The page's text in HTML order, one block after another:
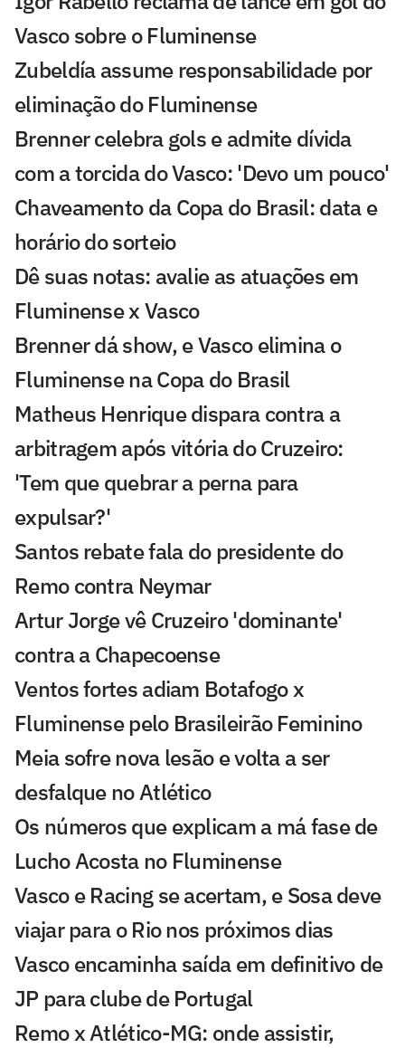
Vasco sobre o Fluminense
Zubeldía assume responsabilidade por
eliminação do Fluminense
Brenner celebra gols e admite dívida
com a torcida do Vasco: 'Devo um pouco'
Chaveamento da Copa do Brasil: data e
horário do sorteio
Dê suas notas: avalie as atuações em
Fluminense x Vasco
Brenner dá show, e Vasco elimina o
Fluminense na Copa do Brasil
Matheus Henrique dispara contra a
arbitragem após vitória do Cruzeiro:
'Tem que quebrar a perna para
expulsar?'
Santos rebate fala do presidente do
Remo contra Neymar
Artur Jorge vê Cruzeiro 'dominante'
contra a Chapecoense
Ventos fortes adiam Botafogo x
Fluminense pelo Brasileirão Feminino
Meia sofre nova lesão e volta a ser
desfalque no Atlético
Os números que explicam a má fase de
Lucho Acosta no Fluminense
Vasco e Racing se acertam, e Sosa deve
viajar para o Rio nos próximos dias
Vasco encaminha saída em definitivo de
JP para clube de Portugal
Remo x Atlético-MG: onde assistir,